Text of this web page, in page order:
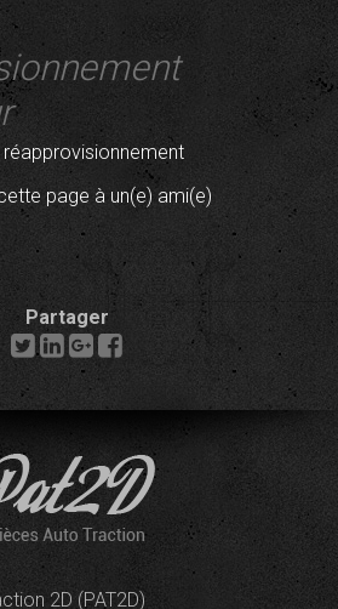
page à un(e) ami(e)
Partager
2D (PAT2D)